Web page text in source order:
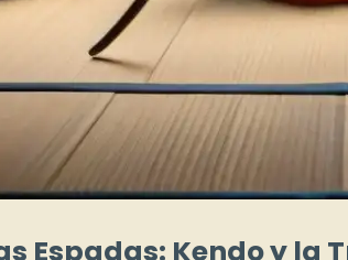
Espadas: Kendo y